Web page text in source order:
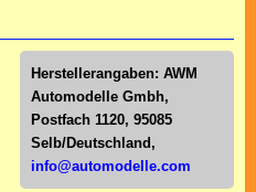
Herstellerangaben: AWM
Automodelle Gmbh,
Postfach 1120, 95085
Selb/Deutschl and,
info@automodelle.com